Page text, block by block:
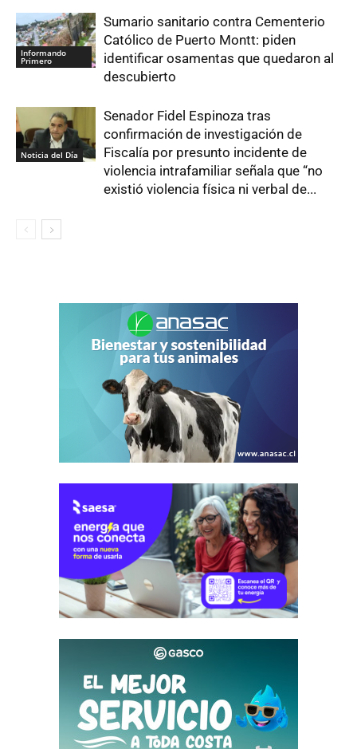
Informando
Primero
Sumario sanitario contra Cementerio
Católico de Puerto Montt: piden
identificar osamentas que quedaron al
descubierto
Noticia del Día
Senador Fidel Espinoza tras
confirmación de investigación de
Fiscalía por presunto incidente de
violencia intrafamiliar señala que “no
existió violencia física ni verbal de...